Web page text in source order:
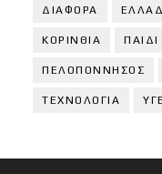
ΔΙΑΦΟΡΑ
ΚΟΡΙΝΘΙA ΠΑΙΔΙ
ΠΕΛΟΠΟΝΝΗΣΟΣ
ΤΕΧΝΟΛΟΓΙΑ